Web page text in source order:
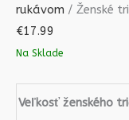
rukávom / Ženské
€17.99
Na Sklade
Veľkosť ženského